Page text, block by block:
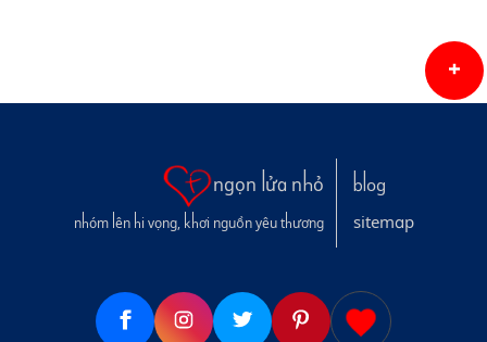
ngọn lửa nhỏ
nhóm lên hi vọng, khơi nguồn yêu thương
blog
sitemap